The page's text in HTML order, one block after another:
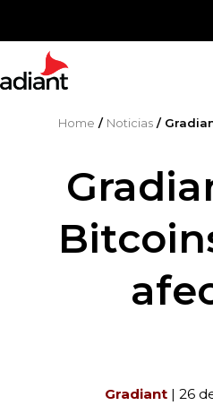
Home / Noticias /
Gradiant| 26